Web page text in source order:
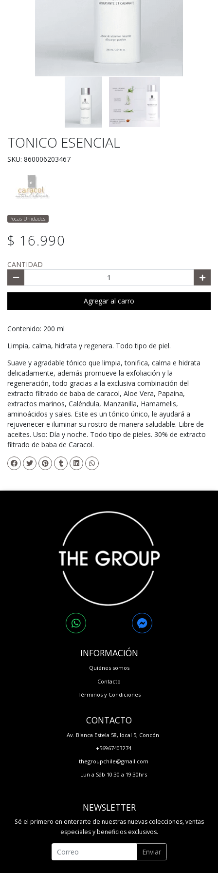
TONICO ESENCIAL
SKU: 860006203467
Pocas Unidades.
$ 16.990
CANTIDAD
Agregar al carro
Contenido: 200 ml
Limpia, calma, hidrata y regenera. Todo tipo de piel.
Suave y agradable tónico que limpia, tonifica, calma e hidrata
delicadamente, además promueve la exfoliación y la
regeneración, todo gracias a la exclusiva combinación del
extracto filtrado de baba de caracol, Aloe Vera, Papaína,
extractos marinos, Caléndula, Manzanilla, Hamamelis,
aminoácidos y sales. Este es un tónico único, le ayudará a
rejuvenecer e iluminar su rostro de manera saludable. Libre de
aceites. Uso: Día y noche. Todo tipo de pieles. 30% de extracto
filtrado de baba de Caracol.
INFORMACIÓN
Quiénes somos
Contacto
Términos y Condiciones
CONTACTO
Av. Blanca Estela 58, local 5, Concón
+56967403274
thegroupchile@gmail.com
Lun a Sáb 10:30 a 19:30hrs
NEWSLETTER
Sé el primero en enterarte de nuestras nuevas colecciones, ventas
especiales y beneficios exclusivos.
Enviar